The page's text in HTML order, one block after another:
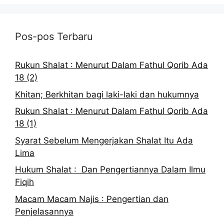
Pos-pos Terbaru
Rukun Shalat : Menurut Dalam Fathul Qorib Ada
18 (2)
Khitan; Berkhitan bagi laki-laki dan hukumnya
Rukun Shalat : Menurut Dalam Fathul Qorib Ada
18 (1)
Syarat Sebelum Mengerjakan Shalat Itu Ada
Lima
Hukum Shalat : Dan Pengertiannya Dalam Ilmu
Fiqih
Macam Macam Najis : Pengertian dan
Penjelasannya